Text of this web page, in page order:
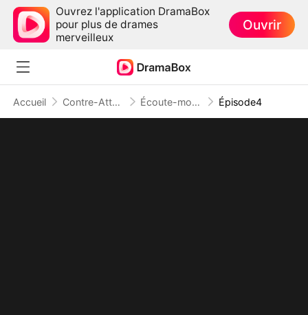
Ouvrez l'application DramaBox
pour plus de drames
merveilleux
Ouvrir
Accueil Contre-Attaque Écoute-moi, maman ! On va s'enrichir ! ( Doublé ) Épisode4